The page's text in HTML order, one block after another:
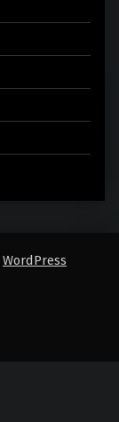
WordPress